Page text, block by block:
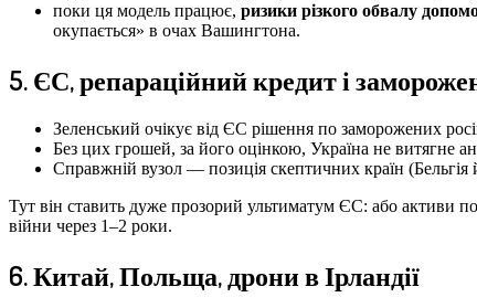
поки ця модель працює, ризики різкого обвалу
окупається» в очах Вашингтона.
5. ЄС, репараційний кредит і
Зеленський очікує від ЄС рішення по заморожених
Без цих грошей, за його оцінкою, Україна не витягне
Справжній вузол — позиція скептичних країн (Бельгія
Тут він ставить дуже прозорий ультиматум ЄС: або активи
війни через 1–2 роки.
6. Китай, Польща, дрони в Ірландії